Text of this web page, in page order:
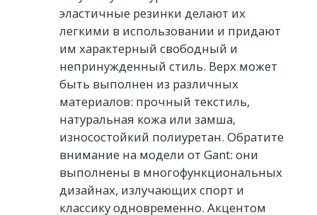
эластичные резинки делают их
легкими в использовании и придают
им характерный свободный и
непринужденный стиль. Верх может
быть выполнен из различных
материалов: прочный текстиль,
натуральная кожа или замша,
износостойкий полиуретан. Обратите
внимание на модели от Gant: они
выполнены в многофункциональных
дизайнах, излучающих спорт и
классику одновременно. Акцентом